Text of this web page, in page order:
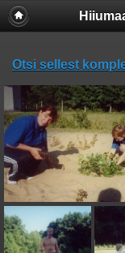
Otsi sellest